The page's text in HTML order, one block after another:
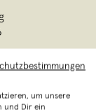
für
x
um unsere
und Dir ein